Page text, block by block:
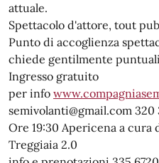
attuale.
Spettacolo d'attore, tout
Punto di accoglienza
chiede gentilmente
Ingresso gratuito
per info
semivolanti@gmail.com 320
Ore 19:30 Apericena a cura
Treggiaia 2.0